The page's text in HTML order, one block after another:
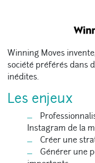
Winning Moves
société préférés dans
inédites.
Les enjeux
Instagram de la
Créer une
Générer une